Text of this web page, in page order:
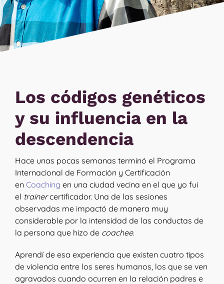
Los códigos genéticos
y su influencia en la
descendencia
Hace unas pocas semanas terminó el Programa
Internacional de Formación y Certificación
en Coaching en una ciudad vecina en el que yo fui
el trainercertificador. Una de las sesiones
observadas me impactó de manera muy
considerable por la intensidad de las conductas de
la persona que hizo de coachee.
Aprendí de esa experiencia que existen cuatro tipos
de violencia entre los seres humanos, los que se ven
agravados cuando ocurren en la relación padres e